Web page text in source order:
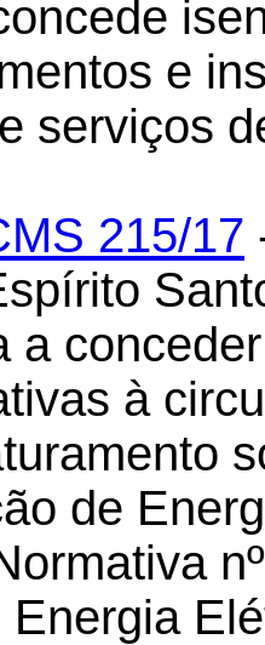
e
serviços
215/17
a
à
de
Energia